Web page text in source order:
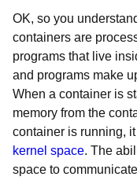
OK, so you
containers are
programs that live
and programs make
When a container is
memory from the
container is running,
kernel space. The
space to